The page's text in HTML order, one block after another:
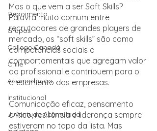
Depoimento
Grupos
College Canadá
Chile
Acomodação
Institucional
Juventude Acumulada
Mas o que vem a ser Soft Skills?
Palavra muito comum entre
recrutadores de grandes players de
mercado, os “soft skills” são como
competências sociais e
comportamentais que agregam valor
ao profissional e contribuem para o
crescimento das empresas.
Comunicação eficaz, pensamento
crítico, resiliência e liderança sempre
estiveram no topo da lista. Mas